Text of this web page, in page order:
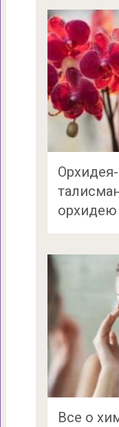
орхидею
Все о